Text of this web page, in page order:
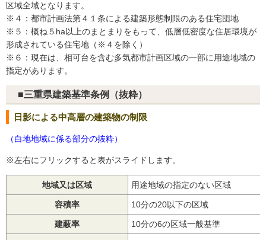
区域全域となります。
※４：都市計画法第４１条による建築形態制限のある住宅団地
※５：概ね５ha以上のまとまりをもって、低層低密度な住居環境が
形成されている住宅地（※４を除く）
※６：現在は、相可台を含む多気都市計画区域の一部に用途地域の
指定があります。
■三重県建築基準条例（抜粋）
日影による中高層の建築物の制限
（白地地域に係る部分の抜粋）
※左右にフリックすると表がスライドします。
地域又は区域 用途地域の指定のない区域
容積率 10分の20以下の区域
建蔽率 10分の6の区域一般基準